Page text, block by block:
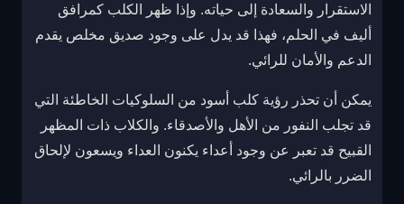
الاستقرار والسعادة إلى حياته. وإذا ظهر الكلب كمرافق
أليف في الحلم، فهذا قد يدل على وجود صديق مخلص يقدم
الدعم والأمان للرائي.
يمكن أن تحذر رؤية كلب أسود من السلوكيات الخاطئة التي
قد تجلب النفور من الأهل والأصدقاء. والكلاب ذات المظهر
القبيح قد تعبر عن وجود أعداء يكنون العداء ويسعون لإلحاق
الضرر بالرائي.